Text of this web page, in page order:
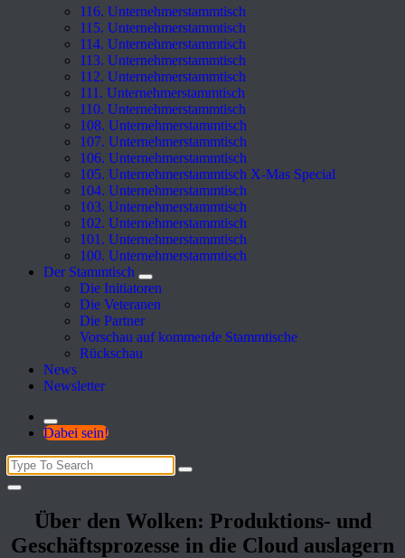
116. Unternehmerstammtisch
115. Unternehmerstammtisch
114. Unternehmerstammtisch
113. Unternehmerstammtisch
112. Unternehmerstammtisch
111. Unternehmerstammtisch
110. Unternehmerstammtisch
108. Unternehmerstammtisch
107. Unternehmerstammtisch
106. Unternehmerstammtisch
105. Unternehmerstammtisch X-Mas Special
104. Unternehmerstammtisch
103. Unternehmerstammtisch
102. Unternehmerstammtisch
101. Unternehmerstammtisch
100. Unternehmerstammtisch
Der Stammtisch
Die Initiatoren
Die Veteranen
Die Partner
Vorschau auf kommende Stammtische
Rückschau
News
Newsletter
Dabei sein!
Search
for:
Über den Wolken: Produktions- und
Geschäftsprozesse in die Cloud auslagern